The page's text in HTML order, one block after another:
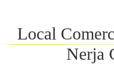
Local
Nerja